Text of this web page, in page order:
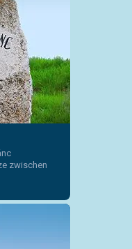
zwischen